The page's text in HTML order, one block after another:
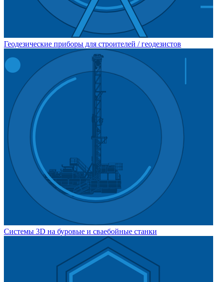
Геодезические приборы для строителей / геодезистов
Системы 3D на буровые и сваебойные станки